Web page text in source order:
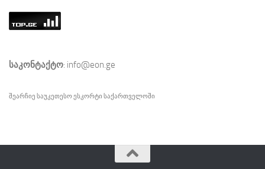
საკონტაქტო: info@eon.ge
შეარჩიე საუკეთესო ესკორტი საქართველოში